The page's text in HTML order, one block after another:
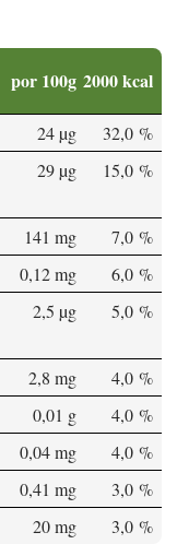
por 100g 2000 kcal
24 µg
32,0 %
29 µg 15,0 %
141 mg
7,0 %
0,12 mg
6,0 %
2,5 µg 5,0 %
2,8 mg
4,0 %
0,01 g
4,0 %
0,04 mg
4,0 %
0,41 mg
3,0 %
20 mg 3,0 %